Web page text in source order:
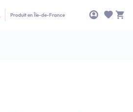
Produit en Île-de-France